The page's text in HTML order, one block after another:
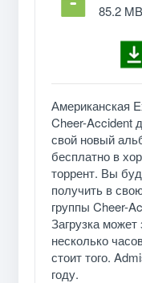
85.2 MB
Американская
Cheer-Accident
свой новый
бесплатно в
торрент. Вы
получить в
группы Cheer-
Загрузка
несколько
стоит того.
году.